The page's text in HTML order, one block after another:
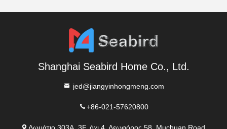
Shanghai Seabird Home Co., Ltd.
jed@jiangyinhongmeng.com
+86-021-57620800